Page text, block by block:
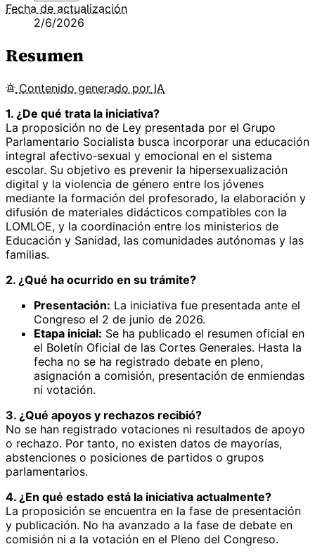
Fecha de actualización
2/6/2026
Resumen
Contenido generado por IA
1. ¿De qué trata la iniciativa?
La proposición no de Ley presentada por el Grupo
Parlamentario Socialista busca incorporar una educación
integral afectivo‑sexual y emocional en el sistema
escolar. Su objetivo es prevenir la hipersexualización
digital y la violencia de género entre los jóvenes
mediante la formación del profesorado, la elaboración y
difusión de materiales didácticos compatibles con la
LOMLOE, y la coordinación entre los ministerios de
Educación y Sanidad, las comunidades autónomas y las
familias.
2. ¿Qué ha ocurrido en su trámite?
Presentación: La iniciativa fue presentada ante el
Congreso el 2 de junio de 2026.
Etapa inicial: Se ha publicado el resumen oficial en
el Boletín Oficial de las Cortes Generales. Hasta la
fecha no se ha registrado debate en pleno,
asignación a comisión, presentación de enmiendas
ni votación.
3. ¿Qué apoyos y rechazos recibió?
No se han registrado votaciones ni resultados de apoyo
o rechazo. Por tanto, no existen datos de mayorías,
abstenciones o posiciones de partidos o grupos
parlamentarios.
4. ¿En qué estado está la iniciativa actualmente?
La proposición se encuentra en la fase de presentación
y publicación. No ha avanzado a la fase de debate en
comisión ni a la votación en el Pleno del Congreso.